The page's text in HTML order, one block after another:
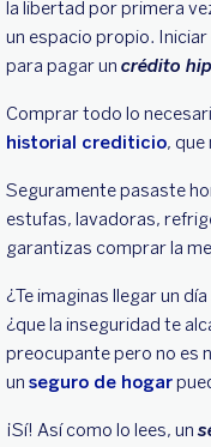
la libertad por primera
un espacio propio.
para pagar un crédito
Comprar todo lo
historial crediticio,
Seguramente pasaste
estufas, lavadoras,
garantizas comprar la
¿Te imaginas llegar un
¿que la inseguridad te
preocupante pero no es
un seguro de hogar
¡Sí! Así como lo lees, un